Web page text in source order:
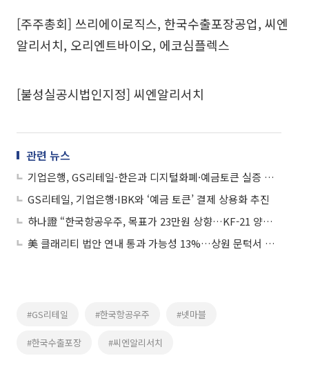
[주주총회] 쓰리에이로직스, 한국수출포장공업, 씨엔
알리서치, 오리엔트바이오, 에코심플렉스
[불성실공시법인지정] 씨엔알리서치
관련 뉴스
기업은행, GS리테일-한은과 디지털화폐·예금토큰 실증 협약
GS리테일, 기업은행·IBK와 ‘예금 토큰’ 결제 상용화 추진
하나證 “한국항공우주, 목표가 23만원 상향…KF-21 양산 본격화”
美 클래리티 법안 연내 통과 가능성 13%…상원 문턱서 제동
#GS리테일 #한국항공우주 #넷마블
#한국수출포장 #씨엔알리서치